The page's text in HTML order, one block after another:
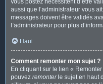
vous postez nécessitent d’être
aussi que l’administrateur vous
messages doivent être validés
l’administrateur pour plus
Haut
Comment remonter mon sujet ?
En cliquant sur le lien «
pouvez remonterle sujet en haut